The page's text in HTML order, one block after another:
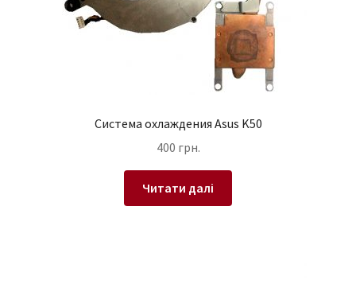
Система охлаждения Asus K50
400 грн.
Читати далі